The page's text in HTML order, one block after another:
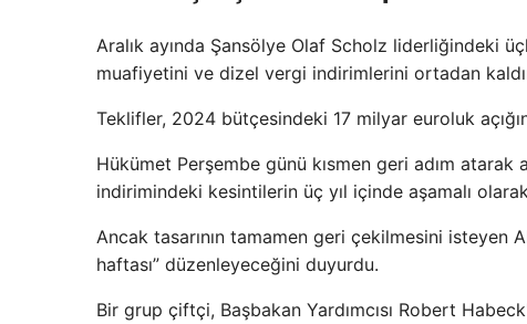
Aralık ayında Şansölye Olaf Scholz liderliğindeki
muafiyetini ve dizel vergi indirimlerini ortadan
Teklifler, 2024 bütçesindeki 17 milyar euroluk
Hükümet Perşembe günü kısmen geri adım
indirimindeki kesintilerin üç yıl içinde aşamalı
Ancak tasarının tamamen geri çekilmesini
haftası” düzenleyeceğini duyurdu.
Bir grup çiftçi, Başbakan Yardımcısı Robert